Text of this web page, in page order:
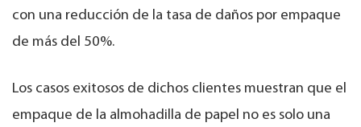
con una reducción de la tasa de daños por empaque
de más del 50%.
Los casos exitosos de dichos clientes muestran que el
empaque de la almohadilla de papel no es solo una